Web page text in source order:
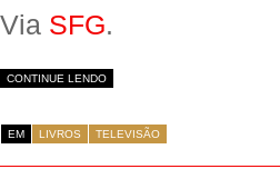
Via SFG.
CONTINUE LENDO
EM LIVROS TELEVISÃO